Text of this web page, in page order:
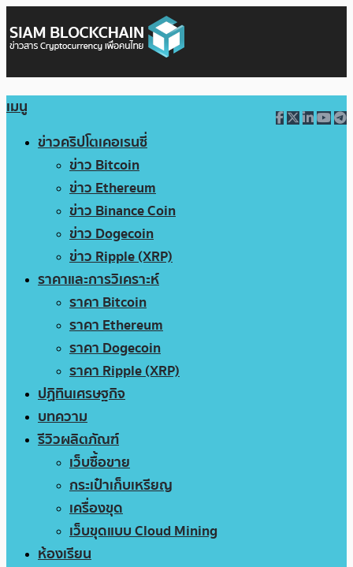
เมนู
ข่าวคริปโตเคอเรนซี่
ข่าว Bitcoin
ข่าว Ethereum
ข่าว Binance Coin
ข่าว Dogecoin
ข่าว Ripple (XRP)
ราคาและการวิเคราะห์
ราคา Bitcoin
ราคา Ethereum
ราคา Dogecoin
ราคา Ripple (XRP)
ปฏิทินเศรษฐกิจ
บทความ
รีวิวผลิตภัณฑ์
เว็บซื้อขาย
กระเป๋าเก็บเหรียญ
เครื่องขุด
เว็บขุดแบบ Cloud Mining
ห้องเรียน